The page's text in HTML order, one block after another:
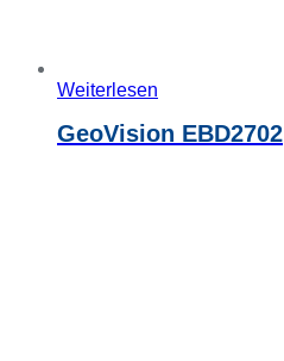
Weiterlesen
GeoVision EBD2702